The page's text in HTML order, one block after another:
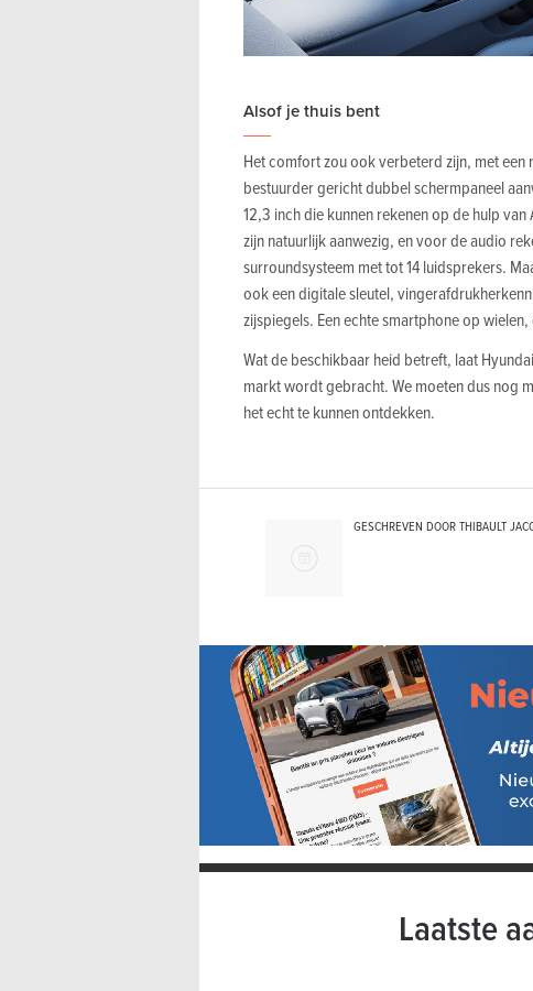
Alsof je thuis bent
Het comfort zou ook verbeterd zijn, met een
bestuurder gericht dubbel schermpaneel
12,3 inch die kunnen rekenen op de hulp
zijn natuurlijk aanwezig, en voor de audio
surroundsysteem met tot 14 luidsprekers.
ook een digitale sleutel,
zijspiegels. Een echte smartphone op wielen,
Wat de beschikbaar heid betreft, laat
markt wordt gebracht. We moeten dus nog
het echt te kunnen ontdekken.
GESCHREVEN DOOR THIBAULT
Laatste